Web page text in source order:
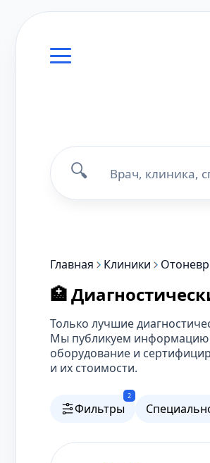
🔍
Главная Клиники
🏥
Только лучшие
Мы публикуем информацию
оборудование и
и их стоимости.
Фильтры
2